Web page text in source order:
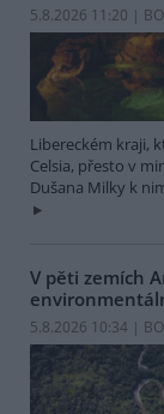
5.8.2026 11:20 |
Libereckém kraji,
Celsia, přesto v
Dušana Milky k
V pěti zemích
5.8.2026 10:34 |